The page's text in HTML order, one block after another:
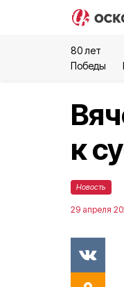
80 лет
Победы
к
Новость
29 апреля